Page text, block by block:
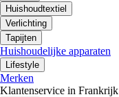
Huishoudtextiel
Verlichting
Tapijten
Huishoudelijke apparaten
Lifestyle
Merken
Klantenservice in Frankrijk